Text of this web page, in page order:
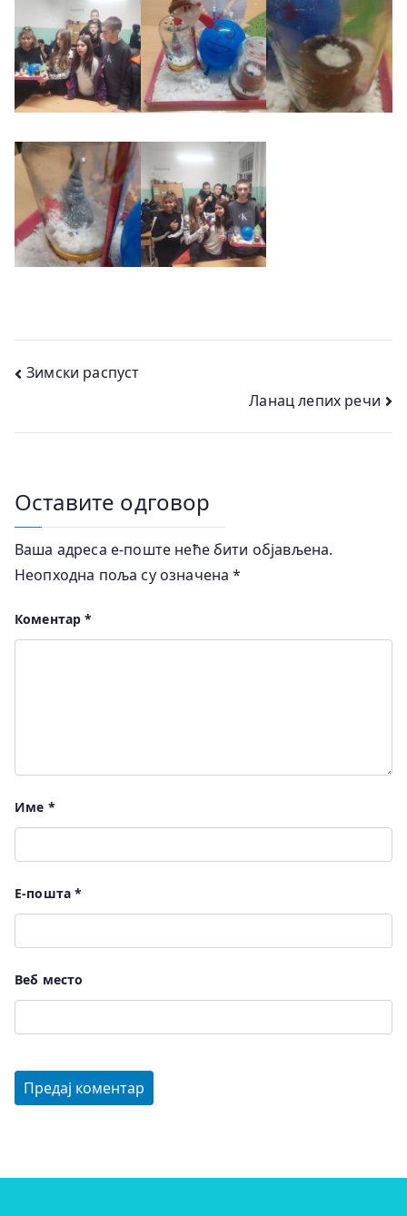
Кретање
Зимски распуст
Ланац лепих речи
Оставите одговор
Ваша адреса е-поште неће бити објављена.
Неопходна поља су означена*
Коментар*
Име *
Е-пошта*
Веб место